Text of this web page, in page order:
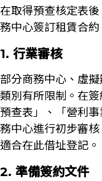
在取得預查核定表
務中心簽訂租賃合約
1. 行業審核
部分商務中心、虛
類別有所限制。在
預查表」、「營利
務中心進行初步審
適合在此借址登記。
2. 準備簽約文件